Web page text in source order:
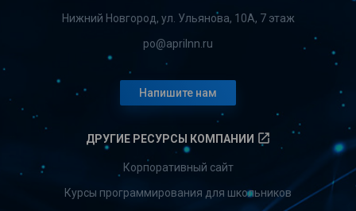
Нижний Новгород, ул. Ульянова, 10А, 7 этаж
po@aprilnn.ru
Напишите нам
ДРУГИЕ РЕСУРСЫ КОМПАНИИ launch
Корпоративный сайт
Курсы программирования для школьников